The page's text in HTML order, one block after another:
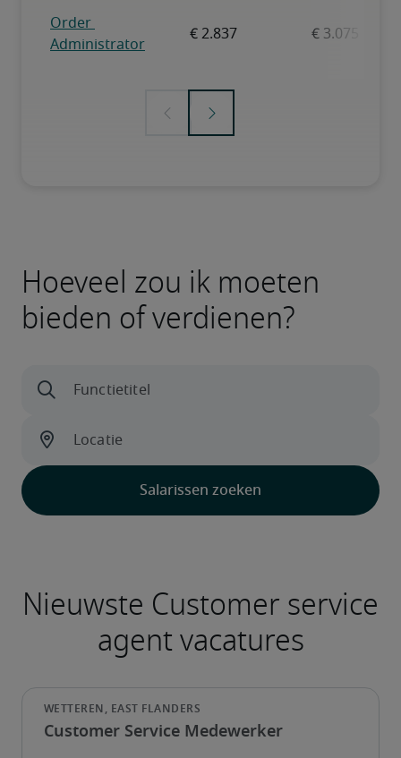
Hoeveel zou ik moeten
bieden of verdienen?
Customer Service Medewerker